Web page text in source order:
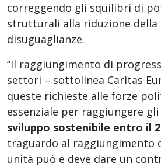
correggendo gli squilibri di
strutturali alla riduzione della
disuguaglianze.
“Il raggiungimento di
settori – sottolinea Caritas
queste richieste alle forze
essenziale per raggiungere gli
sviluppo sostenibile entro il
traguardo al raggiungimento
unità può e deve dare un